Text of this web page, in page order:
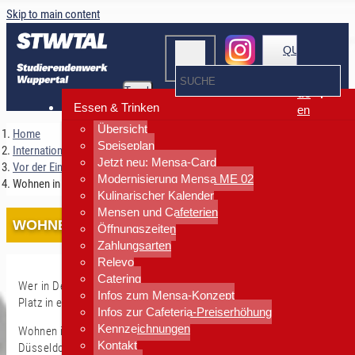
Skip to main content
Toggle
navigation
Essen & Trinken
Übersicht
Speiseplan
Jetzt neu: Mensa-Card
Modernisierung Mensa ME 02
Kulinarischer Kalender
Mensen und Cafeterien
Öffnungszeiten
Zahlungsarten
Relevo
Catering
Infos zum Mensa-Konzept
Infos zur Cafeteria-Preiserhöhung
Kennzeichnungen
Kontakt
QUICKLINKS
de
en
Home
Internationales
Vor der Einreise
Wohnen in Wuppertal
WOHNEN IN WUPPERTAL
Wer in Deutschland studiert, bekommtnichtautomatisch einen
Platz in einem Studierendenwohnheim!
Wohnen in Wuppertal ist, im Vergleich zu den Nachbarstädten
Düsseldorf oder Köln, noch recht günstig, aber Sie müssen sich